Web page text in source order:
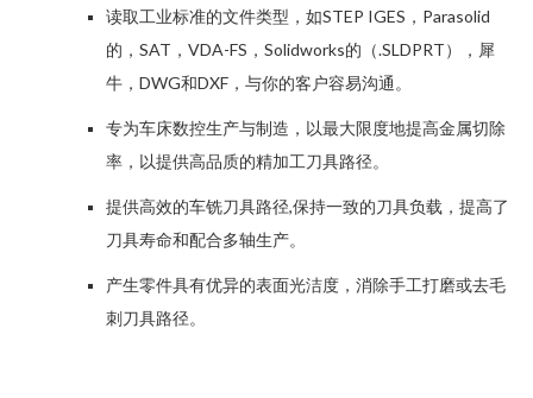
读取工业标准的文件类型，如STEP IGES，Parasolid
的，SAT，VDA-FS，Solidworks的（.SLDPRT），犀
牛，DWG和DXF，与你的客户容易沟通。
专为车床数控生产与制造，以最大限度地提高金属切除
率，以提供高品质的精加工刀具路径。
提供高效的车铣刀具路径,保持一致的刀具负载，提高了
刀具寿命和配合多轴生产。
产生零件具有优异的表面光洁度，消除手工打磨或去毛
刺刀具路径。